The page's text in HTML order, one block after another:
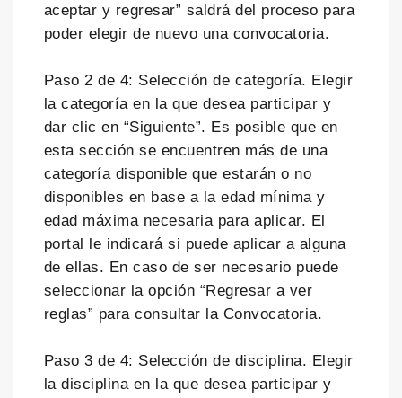
aceptar y regresar” saldrá del proceso para
poder elegir de nuevo una convocatoria.
Paso 2 de 4: Selección de categoría. Elegir
la categoría en la que desea participar y
dar clic en “Siguiente”. Es posible que en
esta sección se encuentren más de una
categoría disponible que estarán o no
disponibles en base a la edad mínima y
edad máxima necesaria para aplicar. El
portal le indicará si puede aplicar a alguna
de ellas. En caso de ser necesario puede
seleccionar la opción “Regresar a ver
reglas” para consultar la Convocatoria.
Paso 3 de 4: Selección de disciplina. Elegir
la disciplina en la que desea participar y